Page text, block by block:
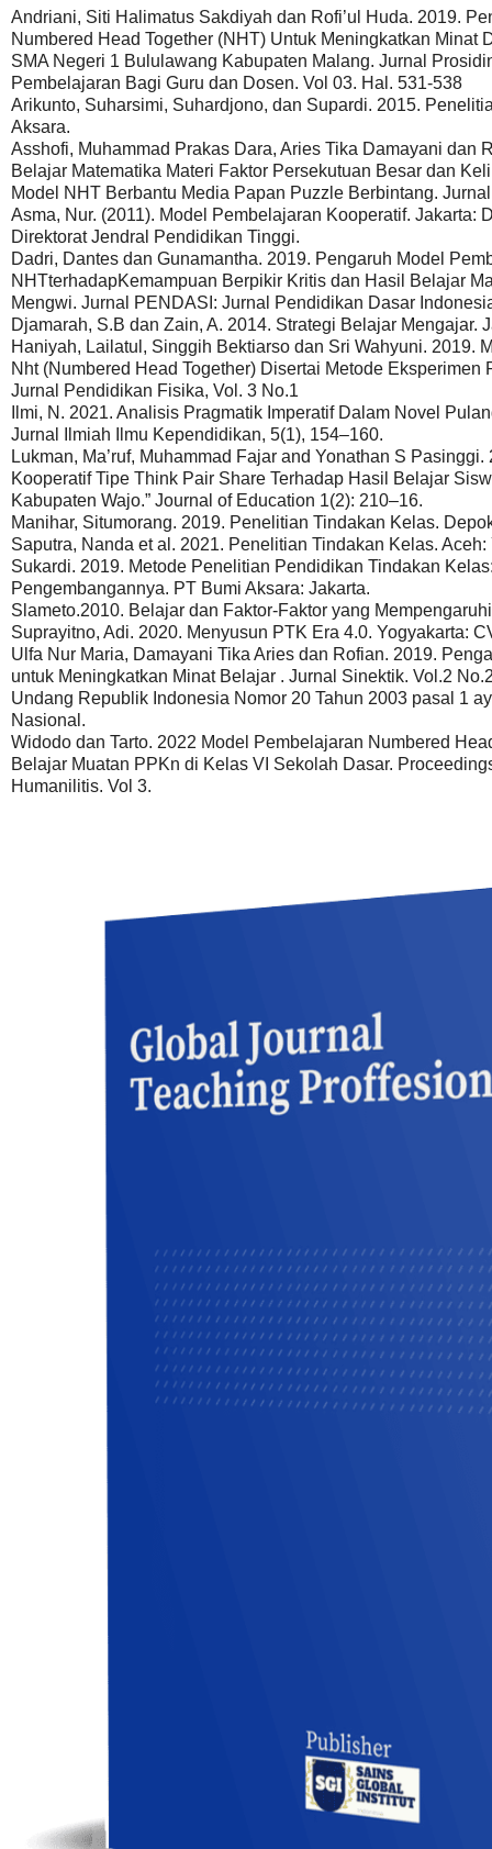
Andriani, Siti Halimatus Sakdiyah dan Rofi’ul Huda. 2019.
Numbered Head Together (NHT) Untuk Meningkatkan Minat
SMA Negeri 1 Bululawang Kabupaten Malang. Jurnal
Pembelajaran Bagi Guru dan Dosen. Vol 03. Hal. 531-538
Arikunto, Suharsimi, Suhardjono, dan Supardi. 2015.
Aksara.
Asshofi, Muhammad Prakas Dara, Aries Tika Damayani dan
Belajar Matematika Materi Faktor Persekutuan Besar dan
Model NHT Berbantu Media Papan Puzzle Berbintang.
Asma, Nur. (2011). Model Pembelajaran Kooperatif. Jakarta:
Direktorat Jendral Pendidikan Tinggi.
Dadri, Dantes dan Gunamantha. 2019. Pengaruh Model
NHTterhadapKemampuan Berpikir Kritis dan Hasil Belajar
Mengwi. Jurnal PENDASI: Jurnal Pendidikan Dasar
Djamarah, S.B dan Zain, A. 2014. Strategi Belajar Mengajar.
Haniyah, Lailatul, Singgih Bektiarso dan Sri Wahyuni. 2019.
Nht (Numbered Head Together) Disertai Metode Eksperimen
Jurnal Pendidikan Fisika, Vol. 3 No.1
Ilmi, N. 2021. Analisis Pragmatik Imperatif Dalam Novel
Jurnal Ilmiah Ilmu Kependidikan, 5(1), 154–160.
Lukman, Ma’ruf, Muhammad Fajar and Yonathan S
Kooperatif Tipe Think Pair Share Terhadap Hasil Belajar
Kabupaten Wajo.” Journal of Education 1(2): 210–16.
Manihar, Situmorang. 2019. Penelitian Tindakan Kelas.
Saputra, Nanda et al. 2021. Penelitian Tindakan Kelas.
Sukardi. 2019. Metode Penelitian Pendidikan Tindakan
Pengembangannya. PT Bumi Aksara: Jakarta.
Slameto.2010. Belajar dan Faktor-Faktor yang
Suprayitno, Adi. 2020. Menyusun PTK Era 4.0. Yogyakarta:
Ulfa Nur Maria, Damayani Tika Aries dan Rofian. 2019.
untuk Meningkatkan Minat Belajar . Jurnal Sinektik. Vol.2
Undang Republik Indonesia Nomor 20 Tahun 2003 pasal 1
Nasional.
Widodo dan Tarto. 2022 Model Pembelajaran Numbered
Belajar Muatan PPKn di Kelas VI Sekolah Dasar.
Humanilitis. Vol 3.